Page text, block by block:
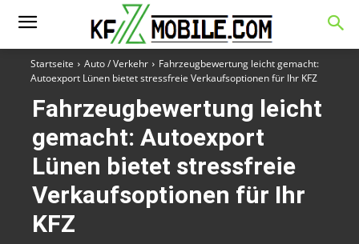
Startseite Auto / Verkehr
Fahrzeugbewertung leicht gemacht:
Autoexport Lünen bietet stressfreie Verkaufsoptionen für Ihr KFZ
Fahrzeugbewertung leicht
gemacht: Autoexport
Lünen bietet stressfreie
Verkaufsoptionen für Ihr
KFZ